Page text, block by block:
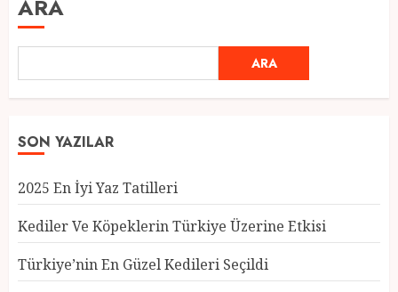
ARA
ARA
SON YAZILAR
2025 En İyi Yaz Tatilleri
Kediler Ve Köpeklerin Türkiye Üzerine Etkisi
Türkiye’nin En Güzel Kedileri Seçildi